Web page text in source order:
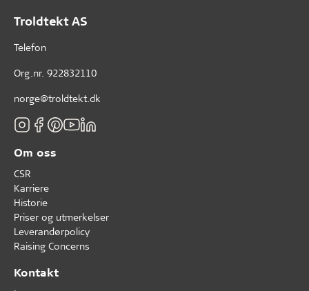
Troldtekt AS
Telefon
Org.nr. 922832110
norge@troldtekt.dk
Om oss
CSR
Karriere
Historie
Priser og utmerkelser
Leverandørpolicy
Raising Concerns
Kontakt